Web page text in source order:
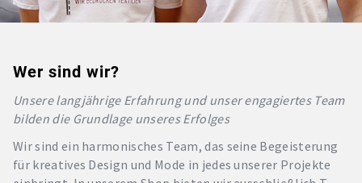
Wer sind wir?
Unsere langjährige Erfahrung und unser engagiertes Team
bilden die Grundlage unseres Erfolges
Wir sind ein harmonisches Team, das seine Begeisterung
für kreatives Design und Mode in jedes unserer Projekte